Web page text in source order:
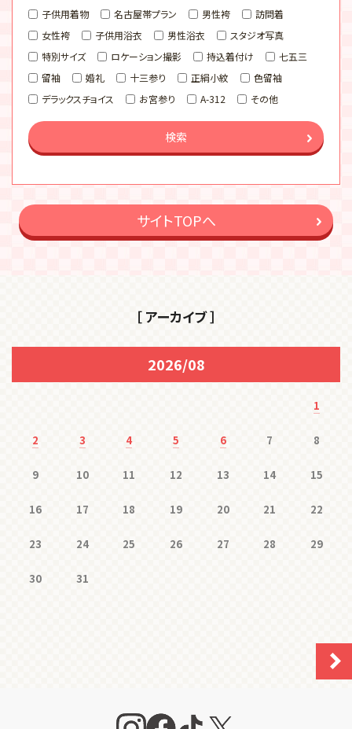
子供用着物
名古屋帯プラン 男性袴
訪問着
女性袴
子供用浴衣 男性浴衣
スタジオ写真
特別サイズ
ロケーション撮影 持込着付け
七五三
留袖
婚礼 十三参り 正絹小紋
色留袖
デラックスチョイス
お宮参り A-312 その他
検索
サイトTOPへ
［ アーカイブ ］
2026/08
1
2 3 4 5 6 7 8
9 10 11 12 13 14 15
16 17 18 19 20 21 22
23 24 25 26 27 28 29
30 31